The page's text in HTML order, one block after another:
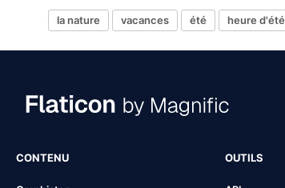
la nature vacances été heure d'été
CONTENU OUTILS